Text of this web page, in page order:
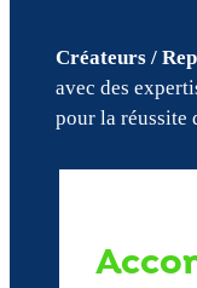
Créateurs /
avec des
pour la réussite